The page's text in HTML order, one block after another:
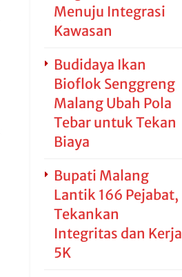
Menuju Integrasi
Kawasan
Budidaya Ikan
Bioflok Senggreng
Malang Ubah Pola
Tebar untuk Tekan
Biaya
Bupati Malang
Lantik 166 Pejabat,
Tekankan
Integritas dan Kerja
5K